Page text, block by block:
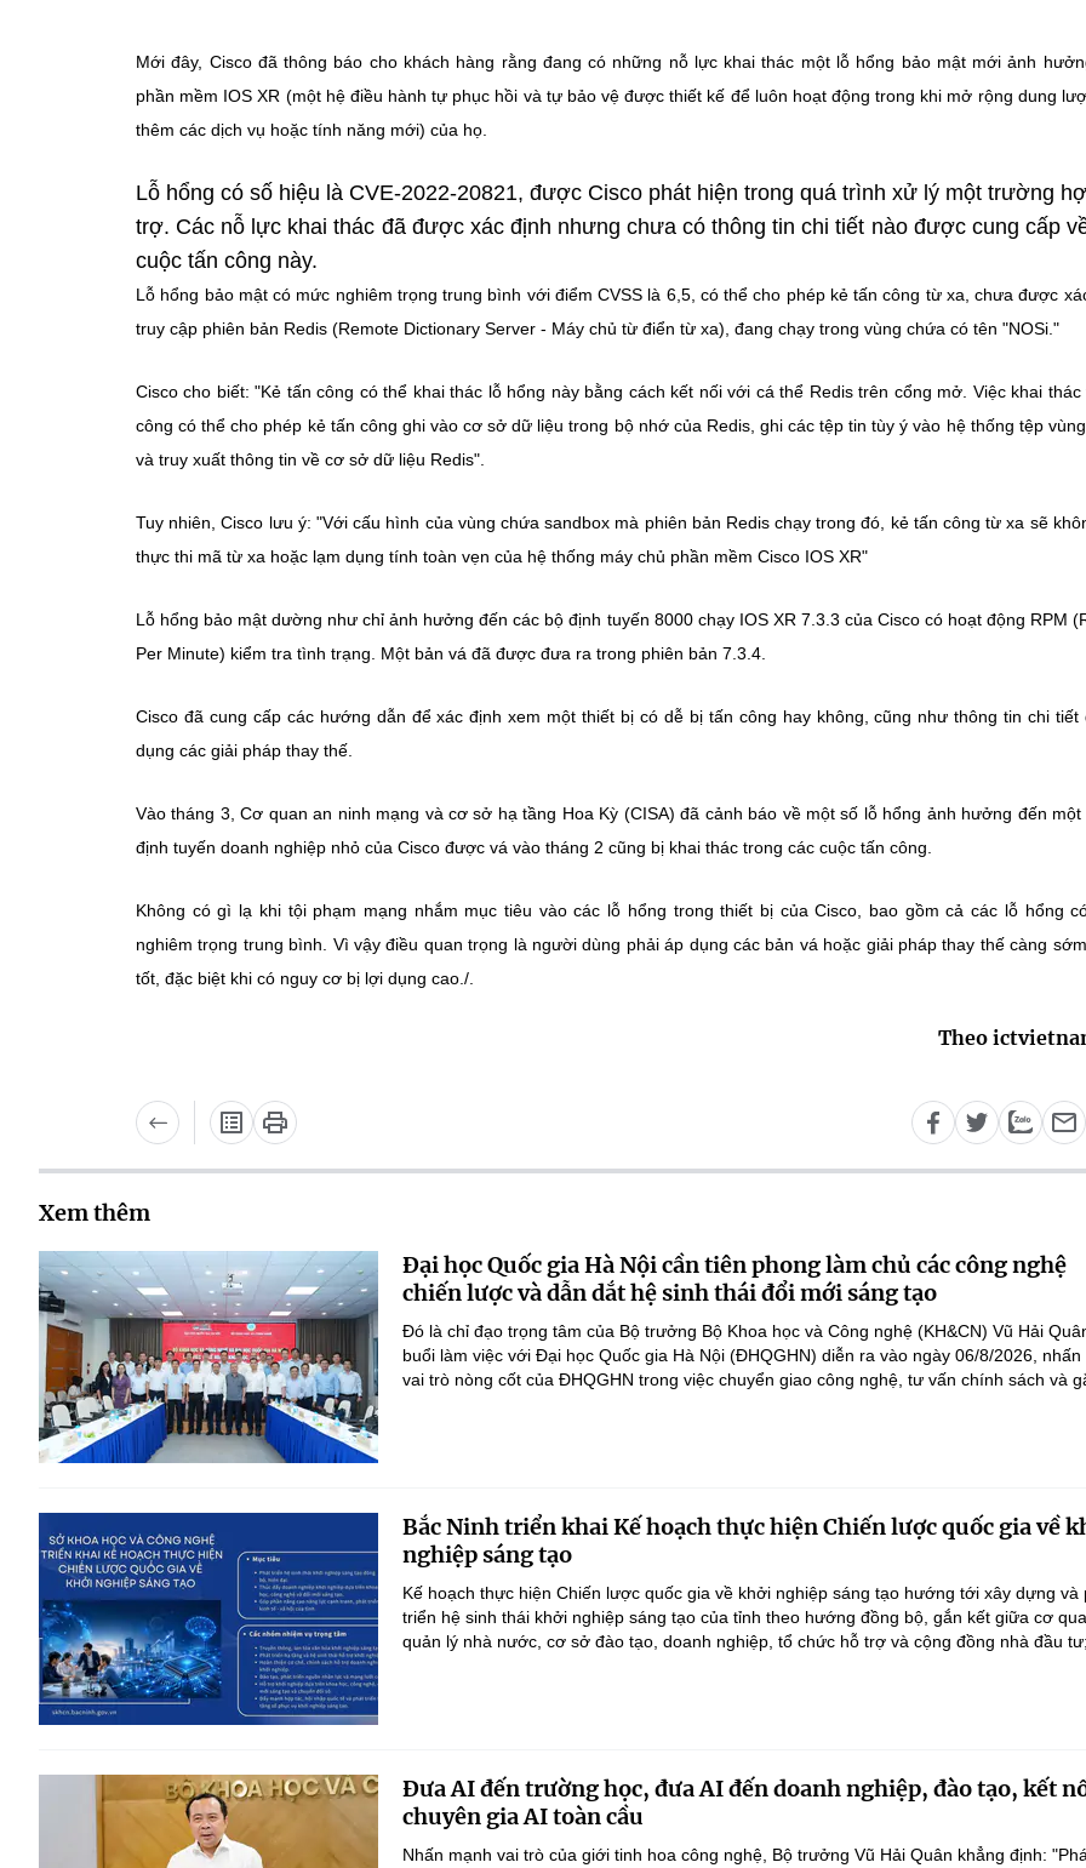
Mới đây, Cisco đã thông báo cho khách hàng rằng đang có những nỗ lực khai thác một lỗ hổng bảo mật mới ảnh
phần mềm IOS XR (một hệ điều hành tự phục hồi và tự bảo vệ được thiết kế để luôn hoạt động trong khi mở rộng dung
thêm các dịch vụ hoặc tính năng mới) của họ.
Lỗ hổng có số hiệu là CVE-2022-20821, được Cisco phát hiện trong quá trình xử lý một trường
trợ. Các nỗ lực khai thác đã được xác định nhưng chưa có thông tin chi tiết nào được cung cấp
cuộc tấn công này.
Lỗ hổng bảo mật có mức nghiêm trọng trung bình với điểm CVSS là 6,5, có thể cho phép kẻ tấn công từ xa, chưa được
truy cập phiên bản Redis (Remote Dictionary Server - Máy chủ từ điển từ xa), đang chạy trong vùng chứa có tên "NOSi."
Cisco cho biết: "Kẻ tấn công có thể khai thác lỗ hổng này bằng cách kết nối với cá thể Redis trên cổng mở. Việc khai thác
công có thể cho phép kẻ tấn công ghi vào cơ sở dữ liệu trong bộ nhớ của Redis, ghi các tệp tin tùy ý vào hệ thống tệp
và truy xuất thông tin về cơ sở dữ liệu Redis".
Tuy nhiên, Cisco lưu ý: "Với cấu hình của vùng chứa sandbox mà phiên bản Redis chạy trong đó, kẻ tấn công từ xa sẽ
thực thi mã từ xa hoặc lạm dụng tính toàn vẹn của hệ thống máy chủ phần mềm Cisco IOS XR"
Lỗ hổng bảo mật dường như chỉ ảnh hưởng đến các bộ định tuyến 8000 chạy IOS XR 7.3.3 của Cisco có hoạt động RPM
Per Minute) kiểm tra tình trạng. Một bản vá đã được đưa ra trong phiên bản 7.3.4.
Cisco đã cung cấp các hướng dẫn để xác định xem một thiết bị có dễ bị tấn công hay không, cũng như thông tin chi tiết
dụng các giải pháp thay thế.
Vào tháng 3, Cơ quan an ninh mạng và cơ sở hạ tầng Hoa Kỳ (CISA) đã cảnh báo về một số lỗ hổng ảnh hưởng đến một
định tuyến doanh nghiệp nhỏ của Cisco được vá vào tháng 2 cũng bị khai thác trong các cuộc tấn công.
Không có gì lạ khi tội phạm mạng nhắm mục tiêu vào các lỗ hổng trong thiết bị của Cisco, bao gồm cả các lỗ hổng
nghiêm trọng trung bình. Vì vậy điều quan trọng là người dùng phải áp dụng các bản vá hoặc giải pháp thay thế càng
tốt, đặc biệt khi có nguy cơ bị lợi dụng cao./.
Theo
Xem thêm
Đại học Quốc gia Hà Nội cần tiên phong làm chủ các công nghệ
chiến lược và dẫn dắt hệ sinh thái đổi mới sáng tạo
Đó là chỉ đạo trọng tâm của Bộ trưởng Bộ Khoa học và Công nghệ (KH&CN) Vũ Hải
buổi làm việc với Đại học Quốc gia Hà Nội (ĐHQGHN) diễn ra vào ngày 06/8/2026, nhấn
vai trò nòng cốt của ĐHQGHN trong việc chuyển giao công nghệ, tư vấn chính sách và
Bắc Ninh triển khai Kế hoạch thực hiện Chiến lược quốc gia về
nghiệp sáng tạo
Kế hoạch thực hiện Chiến lược quốc gia về khởi nghiệp sáng tạo hướng tới xây dựng và
triển hệ sinh thái khởi nghiệp sáng tạo của tỉnh theo hướng đồng bộ, gắn kết giữa cơ
quản lý nhà nước, cơ sở đào tạo, doanh nghiệp, tổ chức hỗ trợ và cộng đồng nhà đầu
Đưa AI đến trường học, đưa AI đến doanh nghiệp, đào tạo, kết
chuyên gia AI toàn cầu
Nhấn mạnh vai trò của giới tinh hoa công nghệ, Bộ trưởng Vũ Hải Quân khẳng định: